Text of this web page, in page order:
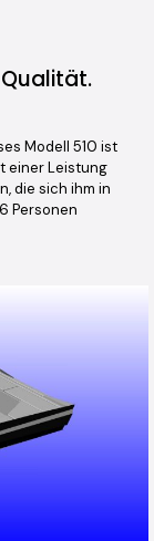
Modell 510 ist
einer Leistung
die sich ihm in
Personen